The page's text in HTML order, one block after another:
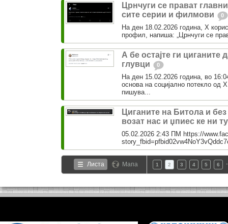
Црнчуги се прават
сите серии и филмови
0
На ден 18.02.2026 година, Х
профил, напиша: „Црнчуги се
А бе остајте ги циганите
глувци
0
На ден 15.02.2026 година, во
основа на социјално потекло од
пишува...
Циганите на Битола и
возат нас и џпиес ке ни
05.02.2026 2:43 ПМ https://
Листа Мапа 1 2 3 4 5 6